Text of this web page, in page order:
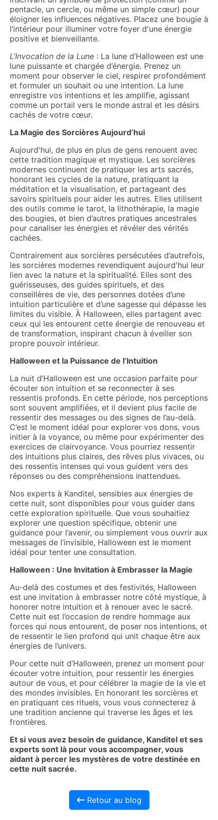
pentacle, un cercle, ou même un simple cœur) pour
éloigner les influences négatives. Placez une bougie à
l’intérieur pour illuminer votre foyer d'une énergie
positive et bienveillante.
L’Invocation de la Lune : La lune d’Halloween est une
lune puissante et chargée d’énergie. Prenez un
moment pour observer le ciel, respirer profondément
et formuler un souhait ou une intention. La lune
enregistre vos intentions et les amplifie, agissant
comme un portail vers le monde astral et les désirs
cachés de votre cœur.
La Magie des Sorcières Aujourd’hui
Aujourd'hui, de plus en plus de gens renouent avec
cette tradition magique et mystique. Les sorcières
modernes continuent de pratiquer les arts sacrés,
honorant les cycles de la nature, pratiquant la
méditation et la visualisation, et partageant des
savoirs spirituels pour aider les autres. Elles utilisent
des outils comme le tarot, la lithothérapie, la magie
des bougies, et bien d’autres pratiques ancestrales
pour canaliser les énergies et révéler des vérités
cachées.
Contrairement aux sorcières persécutées d’autrefois,
les sorcières modernes revendiquent aujourd'hui leur
lien avec la nature et la spiritualité. Elles sont des
guérisseuses, des guides spirituels, et des
conseillères de vie, des personnes dotées d’une
intuition particulière et d’une sagesse qui dépasse les
limites du visible. À Halloween, elles partagent avec
ceux qui les entourent cette énergie de renouveau et
de transformation, inspirant chacun à éveiller son
propre pouvoir intérieur.
Halloween et la Puissance de l’Intuition
La nuit d’Halloween est une occasion parfaite pour
écouter son intuition et se reconnecter à ses
ressentis profonds. En cette période, nos perceptions
sont souvent amplifiées, et il devient plus facile de
ressentir des messages ou des signes de l’au-delà.
C’est le moment idéal pour explorer vos dons, vous
initier à la voyance, ou même pour expérimenter des
exercices de clairvoyance. Vous pourriez ressentir
des intuitions plus claires, des rêves plus vivaces, ou
des ressentis intenses qui vous guident vers des
réponses ou des compréhensions inattendues.
Nos experts à Kanditel, sensibles aux énergies de
cette nuit, sont disponibles pour vous guider dans
cette exploration spirituelle. Que vous souhaitiez
explorer une question spécifique, obtenir une
guidance pour l’avenir, ou simplement vous ouvrir aux
messages de l’invisible, Halloween est le moment
idéal pour tenter une consultation.
Halloween : Une Invitation à Embrasser la Magie
Au-delà des costumes et des festivités, Halloween
est une invitation à embrasser notre côté mystique, à
honorer notre intuition et à renouer avec le sacré.
Cette nuit est l’occasion de rendre hommage aux
forces qui nous entourent, de poser nos intentions, et
de ressentir le lien profond qui unit chaque être aux
énergies de l’univers.
Pour cette nuit d’Halloween, prenez un moment pour
écouter votre intuition, pour ressentir les énergies
autour de vous, et pour célébrer la magie de la vie et
des mondes invisibles. En honorant les sorcières et
en pratiquant ces rituels, vous vous connecterez à
une tradition ancienne qui traverse les âges et les
frontières.
Et si vous avez besoin de guidance, Kanditel et ses
experts sont là pour vous accompagner, vous
aidant à percer les mystères de votre destinée en
cette nuit sacrée.
Retour au blog